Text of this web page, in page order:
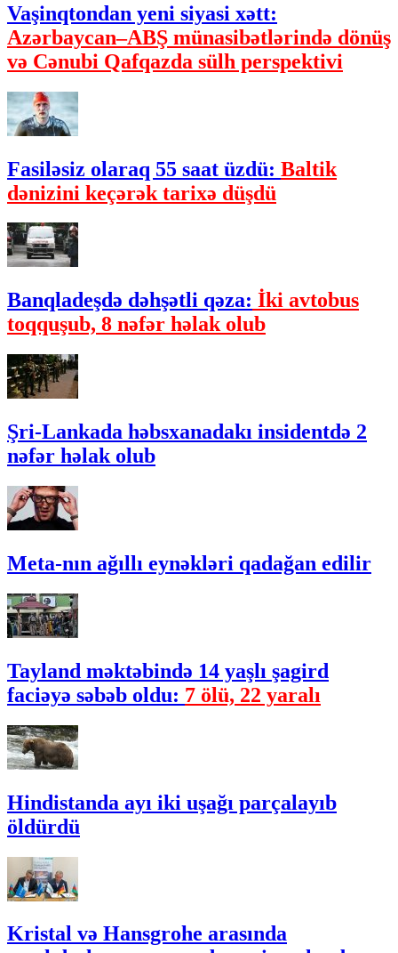
Vaşinqtondan yeni siyasi xətt:
Azərbaycan–ABŞ münasibətlərində dönüş
və Cənubi Qafqazda sülh perspektivi
Fasiləsiz olaraq 55 saat üzdü: Baltik
dənizini keçərək tarixə düşdü
Banqladeşdə dəhşətli qəza: İki avtobus
toqquşub, 8 nəfər həlak olub
Şri-Lankada həbsxanadakı insidentdə 2
nəfər həlak olub
Meta-nın ağıllı eynəkləri qadağan edilir
Tayland məktəbində 14 yaşlı şagird
faciəyə səbəb oldu: 7 ölü, 22 yaralı
Hindistanda ayı iki uşağı parçalayıb
öldürdü
Kristal və Hansgrohe arasında